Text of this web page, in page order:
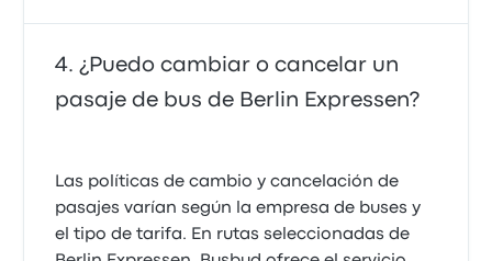
¿Puedo cambiar o cancelar un
pasaje de bus de Berlin Expressen?
Las políticas de cambio y cancelación de
pasajes varían según la empresa de buses y
el tipo de tarifa. En rutas seleccionadas de